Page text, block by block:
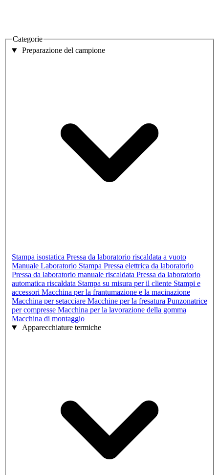
Categorie
Preparazione del campione
Stampa isostatica Pressa da laboratorio riscaldata a vuoto
Manuale Laboratorio Stampa Pressa elettrica da laboratorio
Pressa da laboratorio manuale riscaldata Pressa da laboratorio
automatica riscaldata Stampa su misura per il cliente Stampi e
accessori Macchina per la frantumazione e la macinazione
Macchina per setacciare Macchine per la fresatura Punzonatrice
per compresse Macchina per la lavorazione della gomma
Macchina di montaggio
Apparecchiature termiche